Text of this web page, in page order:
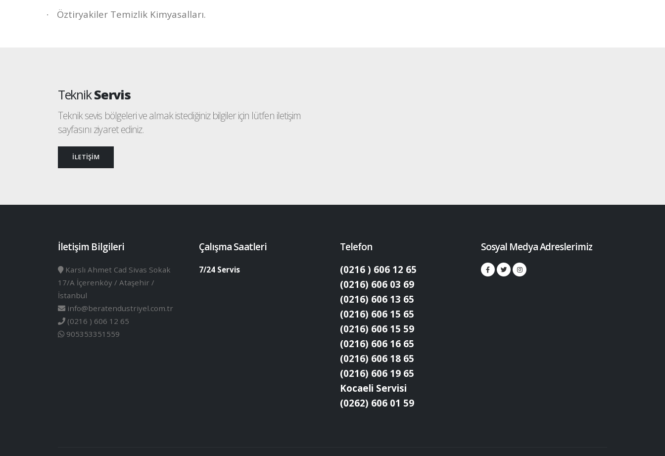
· Öztiryakiler Temizlik Kimyasalları.
TeknikServis
Teknik sevis bölgeleri ve almak istediğiniz bilgiler için lütfen iletişim
sayfasını ziyaret ediniz.
İLETİŞİM
İletişim Bilgileri
Karslı Ahmet Cad Sivas Sokak
17/A İçerenköy / Ataşehir /
İstanbul
info@beratendustriyel.com.tr
(0216 ) 606 12 65
905353351559
Çalışma Saatleri
7/24 Servis
Telefon
(0216 ) 606 12 65
(0216) 606 03 69
(0216) 606 13 65
(0216) 606 15 65
(0216) 606 15 59
(0216) 606 16 65
(0216) 606 18 65
(0216) 606 19 65
Kocaeli Servisi
(0262) 606 01 59
Sosyal Medya Adreslerimiz